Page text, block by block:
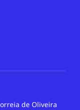
de Oliveira